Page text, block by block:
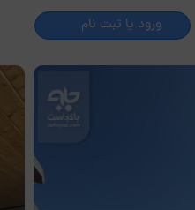
ورود یا ثبت نام